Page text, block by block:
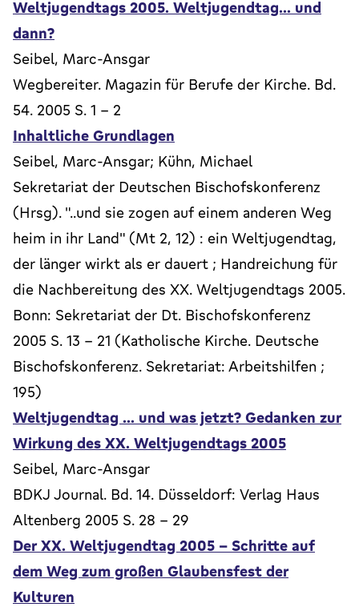
Weltjugendtags 2005. Weltjugendtag... und
dann?
Seibel, Marc-Ansgar
Wegbereiter. Magazin für Berufe der Kirche. Bd.
54. 2005 S. 1 - 2
Inhaltliche Grundlagen
Seibel, Marc-Ansgar; Kühn, Michael
Sekretariat der Deutschen Bischofskonferenz
(Hrsg). "..und sie zogen auf einem anderen Weg
heim in ihr Land" (Mt 2, 12) : ein Weltjugendtag,
der länger wirkt als er dauert ; Handreichung für
die Nachbereitung des XX. Weltjugendtags 2005.
Bonn: Sekretariat der Dt. Bischofskonferenz
2005 S. 13 - 21 (Katholische Kirche. Deutsche
Bischofskonferenz. Sekretariat: Arbeitshilfen ;
195)
Weltjugendtag ... und was jetzt? Gedanken zur
Wirkung des XX. Weltjugendtags 2005
Seibel, Marc-Ansgar
BDKJ Journal. Bd. 14. Düsseldorf: Verlag Haus
Altenberg 2005 S. 28 - 29
Der XX. Weltjugendtag 2005 - Schritte auf
dem Weg zum großen Glaubensfest der
Kulturen